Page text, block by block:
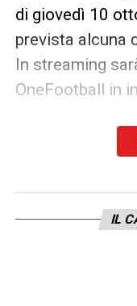
di giovedì 10
prevista alcuna
In streaming
OneFootball in
LA PLAYLIST
IL